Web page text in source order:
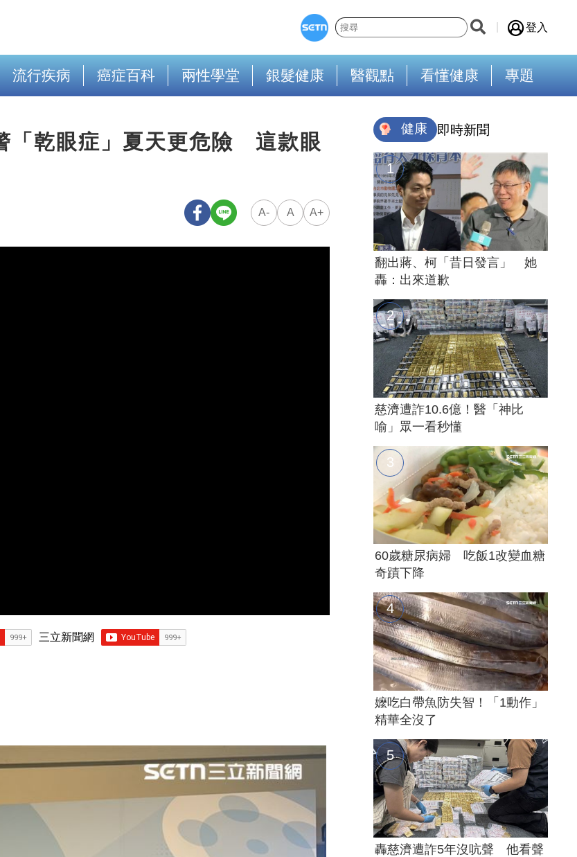
登入
流行疾病 癌症百科 兩性學堂 銀髮健康 醫觀點 看懂健康 專題
「乾眼症」夏天更危險 這款眼
A- A A+
三立新聞網
健康 即時新聞
翻出蔣、柯「昔日發言」 她
轟：出來道歉
慈濟遭詐10.6億！醫「神比
喻」眾一看秒懂
60歲糖尿病婦 吃飯1改變血糖
奇蹟下降
嬤吃白帶魚防失智！「1動作」
精華全沒了
轟慈濟遭詐5年沒吭聲 他看聲